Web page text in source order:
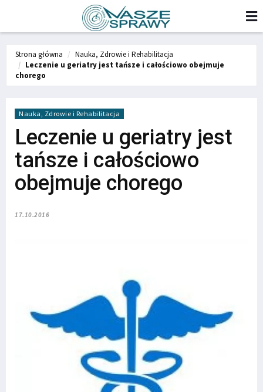
Strona główna
Nauka, Zdrowie i Rehabilitacja
Leczenie u geriatry jest tańsze i całościowo obejmuje
chorego
Nauka, Zdrowie i Rehabilitacja
Leczenie u geriatry jest
tańsze i całościowo
obejmuje chorego
17.10.2016